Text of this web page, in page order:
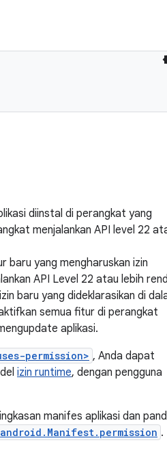
diinstal di perangkat yang
menjalankan API level 22
baru yang mengharuskan izin
API Level 22 atau lebih
baru yang dideklarasikan di
semua fitur di perangkat
aplikasi.
permission> , Anda dapat
izin runtime, dengan pengguna
manifes aplikasi dan
android.Manifest.permission .